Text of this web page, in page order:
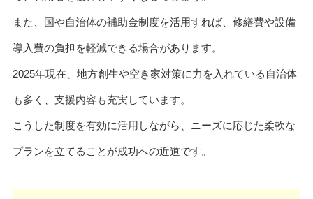
また、国や自治体の補助金制度を活用すれば、修繕費や設備
導入費の負担を軽減できる場合があります。
2025年現在、地方創生や空き家対策に力を入れている自治体
も多く、支援内容も充実しています。
こうした制度を有効に活用しながら、ニーズに応じた柔軟な
プランを立てることが成功への近道です。